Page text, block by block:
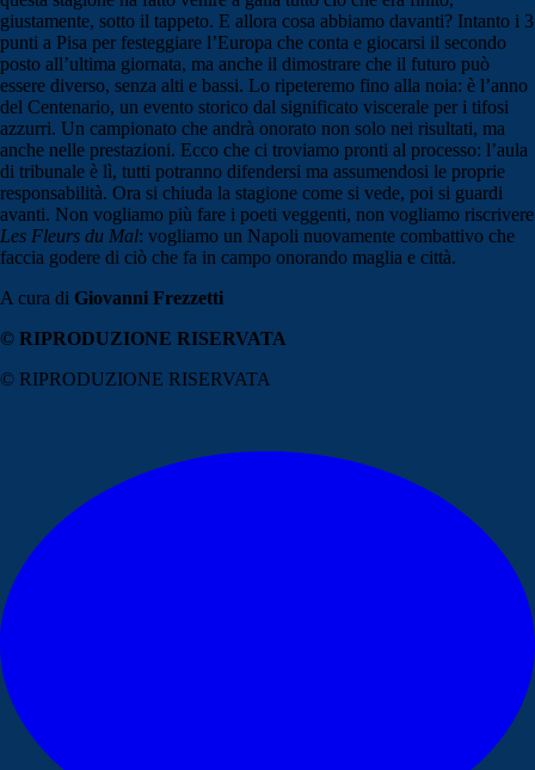
giustamente, sotto il tappeto. E allora cosa abbiamo davanti? Intanto i 3
punti a Pisa per festeggiare l’Europa che conta e giocarsi il secondo
posto all’ultima giornata, ma anche il dimostrare che il futuro può
essere diverso, senza alti e bassi. Lo ripeteremo fino alla noia: è l’anno
del Centenario, un evento storico dal significato viscerale per i tifosi
azzurri. Un campionato che andrà onorato non solo nei risultati, ma
anche nelle prestazioni. Ecco che ci troviamo pronti al processo: l’aula
di tribunale è lì, tutti potranno difendersi ma assumendosi le proprie
responsabilità. Ora si chiuda la stagione come si vede, poi si guardi
avanti. Non vogliamo più fare i poeti veggenti, non vogliamo riscrivere
Les Fleurs du Mal: vogliamo un Napoli nuovamente combattivo che
faccia godere di ciò che fa in campo onorando maglia e città.
A cura di Giovanni Frezzetti
© RIPRODUZIONE RISERVATA
© RIPRODUZIONE RISERVATA